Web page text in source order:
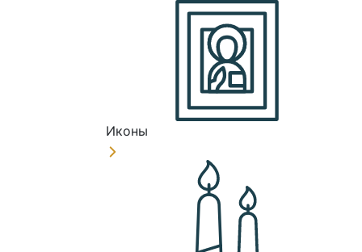
Иконы